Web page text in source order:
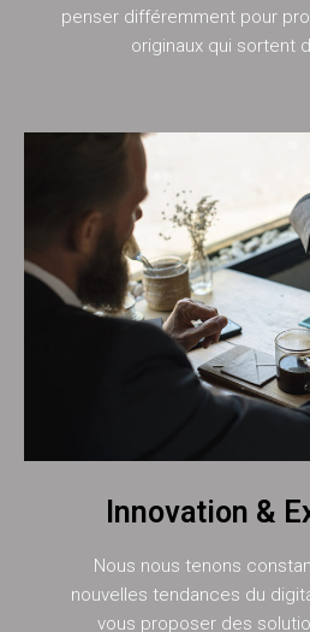
penser différemment pour
originaux qui sortent
Innovation &
Nous nous tenons
nouvelles tendances du
vous proposer des